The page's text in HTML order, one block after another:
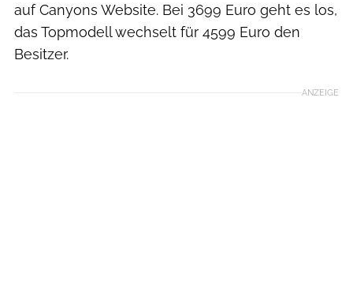
auf Canyons Website. Bei 3699 Euro geht es los,
das Topmodell wechselt für 4599 Euro den
Besitzer.
ANZEIGE